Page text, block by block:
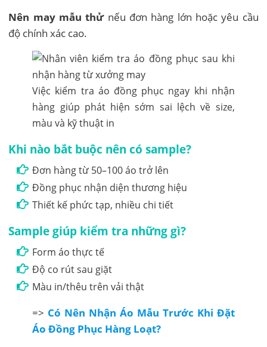
Nên may mẫu thửnếu đơn hàng lớn hoặc yêu cầu
độ chính xác cao.
Việc kiểm tra áo đồng phục ngay khi nhận
hàng giúp phát hiện sớm sai lệch về size,
màu và kỹ thuật in
Khi nào bắt buộc nên có sample?
Đơn hàng từ 50–100 áo trở lên
Đồng phục nhận diện thương hiệu
Thiết kế phức tạp, nhiều chi tiết
Sample giúp kiểm tra những gì?
Form áo thực tế
Độ co rút sau giặt
Màu in/thêu trên vải thật
=> Có Nên Nhận Áo Mẫu Trước Khi Đặt
Áo Đồng Phục Hàng Loạt?